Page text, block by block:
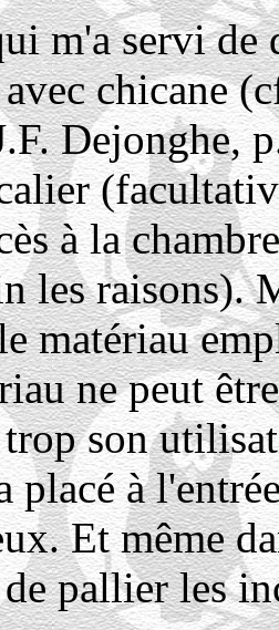
m'a servi de
chicane
Dejonghe,
à la
les raisons).
matériau
ne peut
son
placé à
Et même
pallier les